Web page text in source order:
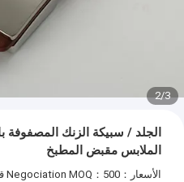
2/3
الجلد / سبيكة الزنك المصفوفة
الملابس مقبض المطبخ
الأسعار：Negociation MOQ：500 قطعة